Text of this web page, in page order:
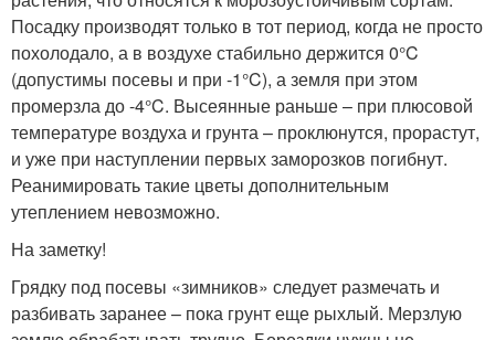
Посадку производят только в тот период, когда не просто
похолодало, а в воздухе стабильно держится 0°C
(допустимы посевы и при -1°C), а земля при этом
промерзла до -4°C. Высеянные раньше – при плюсовой
температуре воздуха и грунта – проклюнутся, прорастут,
и уже при наступлении первых заморозков погибнут.
Реанимировать такие цветы дополнительным
утеплением невозможно.
На заметку!
Грядку под посевы «зимников» следует размечать и
разбивать заранее – пока грунт еще рыхлый. Мерзлую